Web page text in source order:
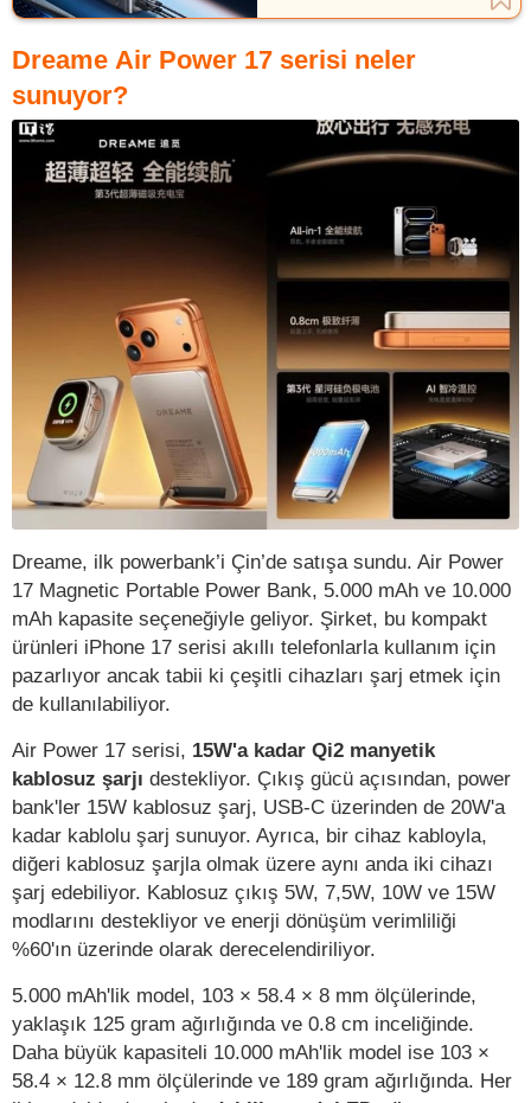
Dreame Air Power 17 serisi neler
sunuyor?
Dreame, ilk powerbank’i Çin’de satışa sundu. Air Power
17 Magnetic Portable Power Bank, 5.000 mAh ve 10.000
mAh kapasite seçeneğiyle geliyor. Şirket, bu kompakt
ürünleri iPhone 17 serisi akıllı telefonlarla kullanım için
pazarlıyor ancak tabii ki çeşitli cihazları şarj etmek için
de kullanılabiliyor.
Air Power 17 serisi, 15W'a kadar Qi2 manyetik
kablosuz şarjı destekliyor. Çıkış gücü açısından, power
bank'ler 15W kablosuz şarj, USB-C üzerinden de 20W'a
kadar kablolu şarj sunuyor. Ayrıca, bir cihaz kabloyla,
diğeri kablosuz şarjla olmak üzere aynı anda iki cihazı
şarj edebiliyor. Kablosuz çıkış 5W, 7,5W, 10W ve 15W
modlarını destekliyor ve enerji dönüşüm verimliliği
%60'ın üzerinde olarak derecelendiriliyor.
5.000 mAh'lik model, 103 × 58.4 × 8 mm ölçülerinde,
yaklaşık 125 gram ağırlığında ve 0.8 cm inceliğinde.
Daha büyük kapasiteli 10.000 mAh'lik model ise 103 ×
58.4 × 12.8 mm ölçülerinde ve 189 gram ağırlığında. Her